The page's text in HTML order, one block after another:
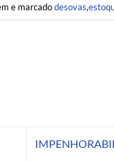
e marcadodesovas,